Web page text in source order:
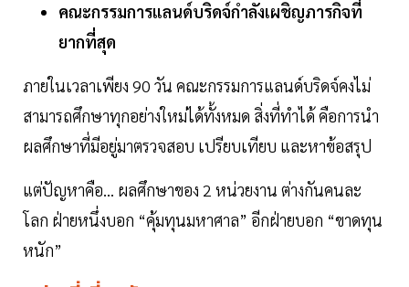
คณะกรรมการแลนด์บริดจ์กำลังเผชิญภารกิจที่
ยากที่สุด
ภายในเวลาเพียง 90 วัน คณะกรรมการแลนด์บริดจ์คงไม่
สามารถศึกษาทุกอย่างใหม่ได้ทั้งหมด สิ่งที่ทำได้ คือการนำ
ผลศึกษาที่มีอยู่มาตรวจสอบ เปรียบเทียบ และหาข้อสรุป
แต่ปัญหาคือ… ผลศึกษาของ 2 หน่วยงาน ต่างกันคนละ
โลก ฝ่ายหนึ่งบอก “คุ้มทุนมหาศาล” อีกฝ่ายบอก “ขาดทุน
หนัก”